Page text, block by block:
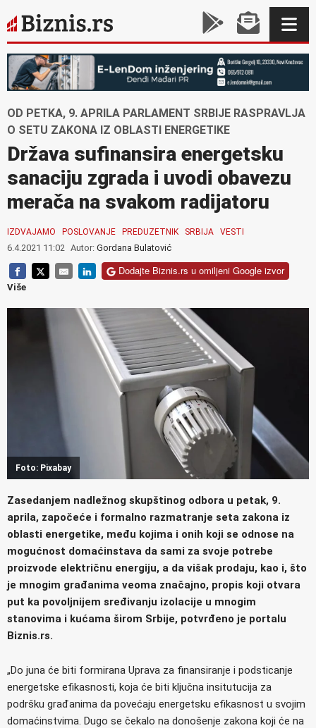
OD PETKA, 9. APRILA PARLAMENT SRBIJE RASPRAVLJA
O SETU ZAKONA IZ OBLASTI ENERGETIKE
Država sufinansira energetsku
sanaciju zgrada i uvodi obavezu
merača na svakom radijatoru
IZDVAJAMO POSLOVANJE PREDUZETNIK SRBIJA VESTI
6.4.2021 11:02 Autor: Gordana Bulatović
Dodajte Biznis.rs u omiljeni Google izvor
Više
Foto: Pixabay
Zasedanjem nadležnog skupštinog odbora u petak, 9.
aprila, započeće i formalno razmatranje seta zakona iz
oblasti energetike, među kojima i onih koji se odnose na
mogućnost domaćinstava da sami za svoje potrebe
proizvode električnu energiju, a da višak prodaju, kao i, što
je mnogim građanima veoma značajno, propis koji otvara
put ka povoljnijem sređivanju izolacije u mnogim
stanovima i kućama širom Srbije, potvrđeno je portalu
Biznis.rs.
„Do juna će biti formirana Uprava za finansiranje i podsticanje
energetske efikasnosti, koja će biti ključna insitutucija za
podršku građanima da povećaju energetsku efikasnost u svojim
domaćinstvima. Dugo se čekalo na donošenje zakona koji će na